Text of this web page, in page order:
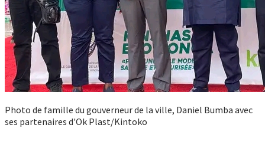
Photo de famille du gouverneur de la ville, Daniel Bumba avec
ses partenaires d'Ok Plast/Kintoko